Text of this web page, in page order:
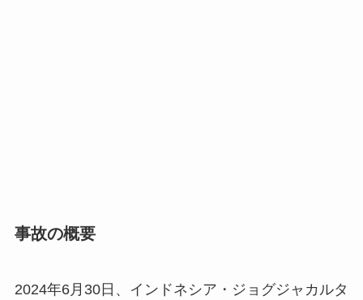
事故の概要
2024年6月30日、インドネシア・ジョグジャカルタ